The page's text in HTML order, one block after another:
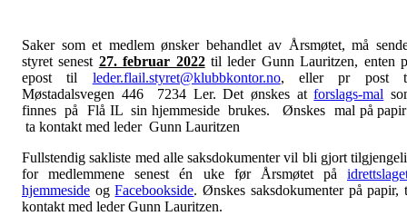
Saker som et medlem ønsker behandlet av Årsmøtet, må
styret senest 27. februar 2022til leder Gunn Lauritzen, enten
epost til leder.flail.styret@klubbkontor.no, eller pr post
Møstadalsvegen 446 7234 Ler. Det ønskes atforslags-mal
finnes på Flå IL sin hjemmeside brukes. Ønskes mal på
ta kontakt med leder Gunn Lauritzen
Fullstendig sakliste med alle saksdokumenter vil bli gjort
for medlemmene senest én uke før Årsmøtet på
hjemmeside ogFacebookside. Ønskes saksdokumenter på papir,
kontakt med leder Gunn Lauritzen.